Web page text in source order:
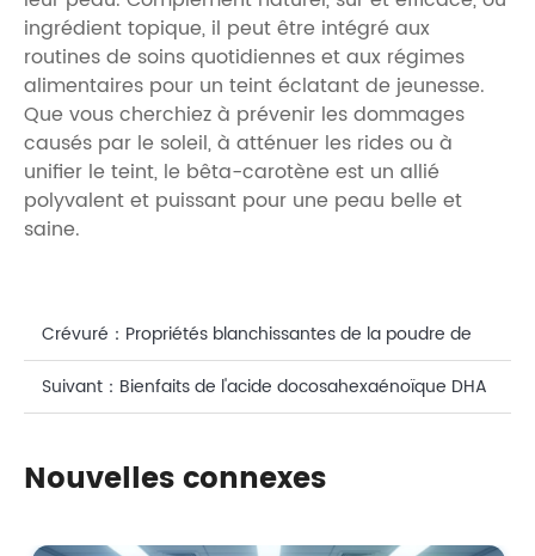
ingrédient topique, il peut être intégré aux
routines de soins quotidiennes et aux régimes
alimentaires pour un teint éclatant de jeunesse.
Que vous cherchiez à prévenir les dommages
causés par le soleil, à atténuer les rides ou à
unifier le teint, le bêta-carotène est un allié
polyvalent et puissant pour une peau belle et
saine.
Crévuré： Propriétés blanchissantes de la poudre de
bêta-carotène dans les produits de soins de la peau
Suivant： Bienfaits de l'acide docosahexaénoïque DHA
Nouvelles connexes